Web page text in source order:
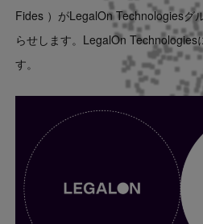
Fides ）がLegalOn Technologiesグ
らせします。LegalOn Technologies
す。